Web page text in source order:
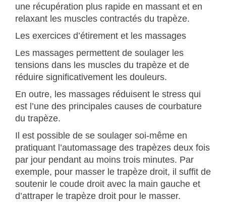
une récupération plus rapide en massant et en
relaxant les muscles contractés du trapèze.
Les exercices d’étirement et les massages
Les massages permettent de soulager les
tensions dans les muscles du trapèze et de
réduire significativement les douleurs.
En outre, les massages réduisent le stress qui
est l’une des principales causes de courbature
du trapèze.
Il est possible de se soulager soi-même en
pratiquant l’automassage des trapèzes deux fois
par jour pendant au moins trois minutes. Par
exemple, pour masser le trapèze droit, il suffit de
soutenir le coude droit avec la main gauche et
d’attraper le trapèze droit pour le masser.